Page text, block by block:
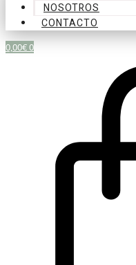
NOSOTROS
CONTACTO
0,00€0